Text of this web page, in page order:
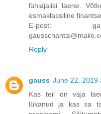
lühiajalisi laene.
esmaklassiline
E-post:
Reply
gauss June 22, 2019
Kas teil on vaja
lükanud ja kas sa